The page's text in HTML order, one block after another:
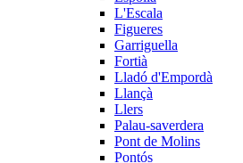
L'Escala
Figueres
Garriguella
Fortià
Lladó d'Empordà
Llançà
Llers
Palau-saverdera
Pont de Molins
Pontós